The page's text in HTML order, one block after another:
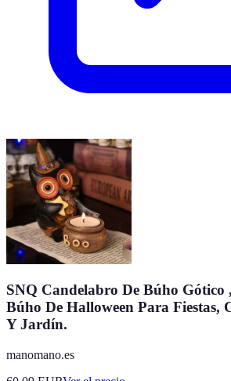
SNQ Candelabro De Búho Gótico
Búho De Halloween Para Fiestas,
Y Jardín.
manomano.es